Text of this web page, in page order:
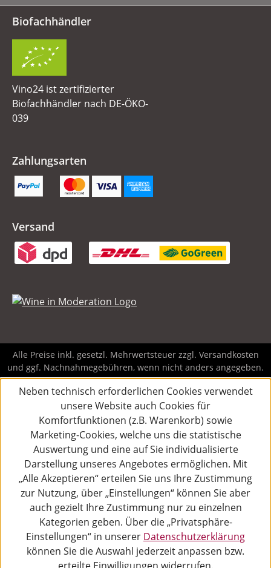
Biofachhändler
Vino24 ist zertifizierter
Biofachhändler nach DE-ÖKO-
039
Zahlungsarten
Versand
Alle Preise inkl. gesetzl. Mehrwertsteuer zzgl. Versandkosten
und ggf. Nachnahmegebühren, wenn nicht anders angegeben.
Neben technisch erforderlichen Cookies verwendet
unsere Website auch Cookies für
Komfortfunktionen (z.B. Warenkorb) sowie
Marketing-Cookies, welche uns die statistische
Auswertung und eine auf Sie individualisierte
Darstellung unseres Angebotes ermöglichen. Mit
„Alle Akzeptieren“ erteilen Sie uns Ihre Zustimmung
zur Nutzung, über „Einstellungen“ können Sie aber
auch gezielt Ihre Zustimmung nur zu einzelnen
Kategorien geben. Über die „Privatsphäre-
Einstellungen“ in unserer Datenschutzerklärung
können Sie die Auswahl jederzeit anpassen bzw.